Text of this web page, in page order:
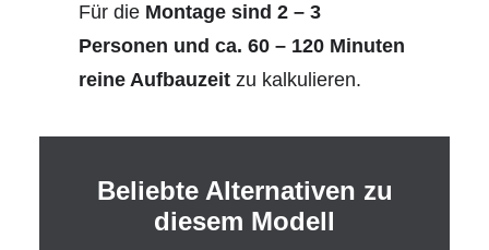
Für die Montage sind 2 – 3
Personen und ca. 60 – 120 Minuten
reine Aufbauzeit zu kalkulieren.
Beliebte Alternativen zu
diesem Modell